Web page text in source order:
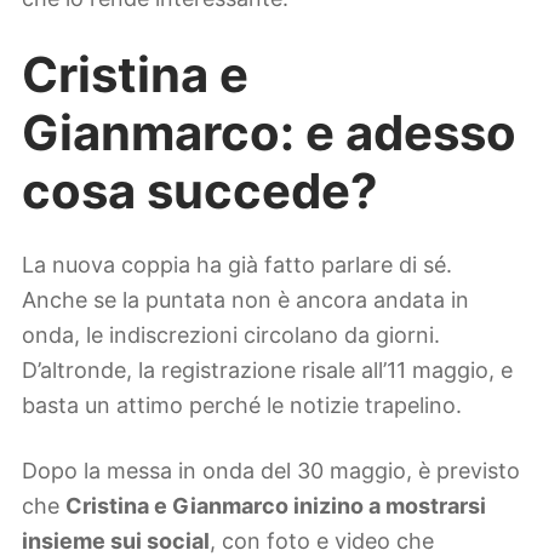
Cristina e
Gianmarco: e adesso
cosa succede?
La nuova coppia ha già fatto parlare di sé.
Anche se la puntata non è ancora andata in
onda, le indiscrezioni circolano da giorni.
D’altronde, la registrazione risale all’11 maggio, e
basta un attimo perché le notizie trapelino.
Dopo la messa in onda del 30 maggio, è previsto
che Cristina e Gianmarco inizino a mostrarsi
insieme sui social, con foto e video che